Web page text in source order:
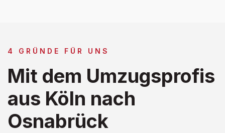
4 GRÜNDE FÜR UNS
Mit dem Umzugsprofis
aus Köln nach
Osnabrück